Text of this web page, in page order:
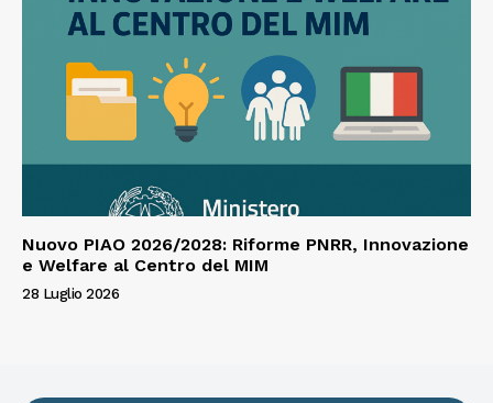
Nuovo PIAO 2026/2028: Riforme PNRR, Innovazione
e Welfare al Centro del MIM
28 Luglio 2026